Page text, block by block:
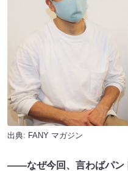
出典: FANY マガジン
――なぜ今回、言わばパン